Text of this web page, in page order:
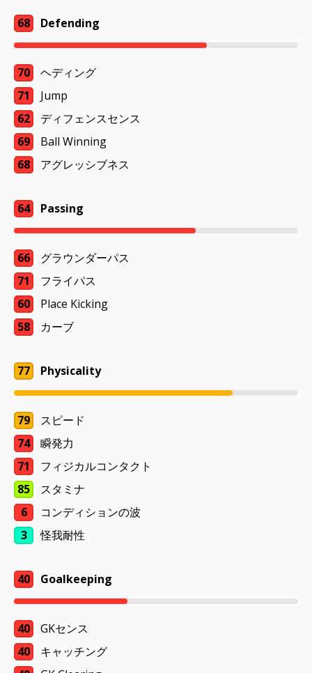
68 Defending
70
ヘディング
71
Jump
62
ディフェンスセンス
69
Ball Winning
68
アグレッシブネス
64 Passing
66
グラウンダーパス
71
フライパス
60
Place Kicking
58
カーブ
77 Physicality
79
スピード
74
瞬発力
71
フィジカルコンタクト
85
スタミナ
6
コンディションの波
3
怪我耐性
40 Goalkeeping
40
GKセンス
40
キャッチング